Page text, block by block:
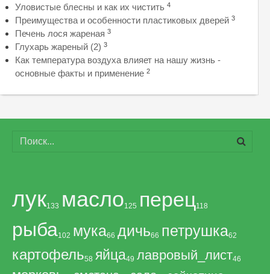
Уловистые блесны и как их чистить 4
Преимущества и особенности пластиковых дверей 3
Печень лося жареная 3
Глухарь жареный (2) 3
Как температура воздуха влияет на нашу жизнь -
основные факты и применение 2
лук133 масло125 перец118
рыба102 мука66 дичь66 петрушка62
картофель58 яйца49 лавровый_лист46